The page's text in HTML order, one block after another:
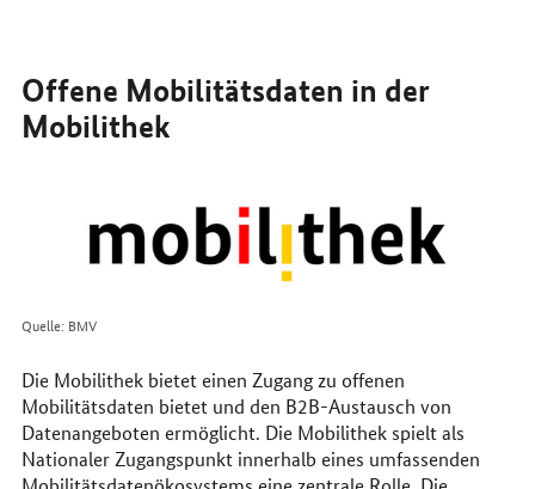
Offene Mobilitätsdaten in der
Mobilithek
Quelle: BMV
Die Mobilithek bietet einen Zugang zu offenen
Mobilitätsdaten bietet und den B2B-Austausch von
Datenangeboten ermöglicht. Die Mobilithek spielt als
Nationaler Zugangspunkt innerhalb eines umfassenden